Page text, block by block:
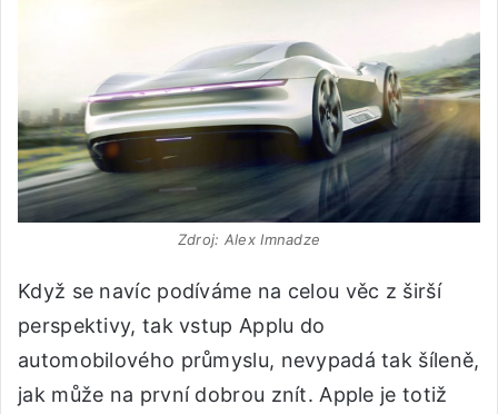
Zdroj: Alex Imnadze
Když se navíc podíváme na celou věc z širší
perspektivy, tak vstup Applu do
automobilového průmyslu, nevypadá tak šíleně,
jak může na první dobrou znít. Apple je totiž